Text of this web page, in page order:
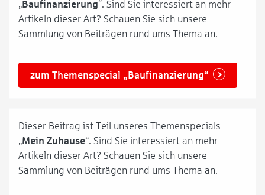
„Baufinanzierung“. Sind Sie interessiert an mehr
Artikeln dieser Art? Schauen Sie sich unsere
Sammlung von Beiträgen rund ums Thema an.
zum Themenspecial „Baufinanzierung“
Dieser Beitrag ist Teil unseres Themenspecials
„Mein Zuhause“. Sind Sie interessiert an mehr
Artikeln dieser Art? Schauen Sie sich unsere
Sammlung von Beiträgen rund ums Thema an.